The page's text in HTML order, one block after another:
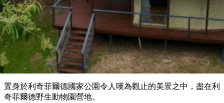
內
陸
和
戶
外
必
玩
活
動
型
推
薦
榜
單
實
用
資
訊
置身於利奇菲爾德國家公園令人嘆為觀止的美景之中，盡在利
奇菲爾德野生動物園營地。